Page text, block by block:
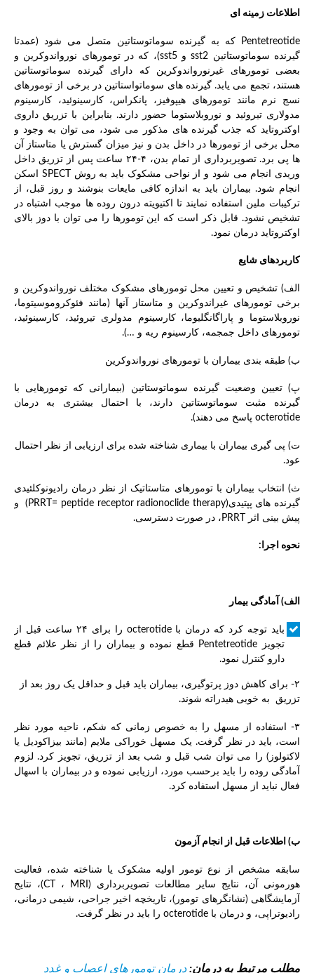
اطلاعات زمینه ای
Pentetreotide که به گیرنده سوماتوستاتین متصل می شود (عمدتا
گیرنده سوماتوستاتین sst2 و sst5)، که در تومورهای نورواندوکرین و
بعضی تومورهای غیرنورواندوکرین که دارای گیرنده سوماتوستاتین
هستند، تجمع می یابد. گیرنده های سوماتواستاتین در برخی از تومورهای
نسج نرم مانند تومورهای هیپوفیز، پانکراس، کارسینوئید، کارسینوم
مدولاری تیروئید و نوروبلاستوما حضور دارند. بنابراین با تزریق داروی
اوکتروتاید که جذب گیرنده های مذکور می شود، می توان به وجود و
محل برخی از تومورها در داخل بدن و نیز میزان گسترش یا متاستاز آن
ها پی برد. تصویربرداری از تمام بدن، ۴-۲۴ ساعت پس از تزریق داخل
وریدی انجام می شود و از نواحی مشکوک باید به روش SPECT اسکن
انجام شود. بیماران باید به اندازه کافی مایعات بنوشند و روز قبل، از
ترکیبات ملین استفاده نمایند تا اکتیویته درون روده ها موجب اشتباه در
تشخیص نشود. قابل ذکر است که این تومورها را می توان با دوز بالای
اوکتروتاید درمان نمود.
کاربردهای شایع
الف) تشخیص و تعیین محل تومورهای مشکوک مختلف نورواندوکرین و
برخی تومورهای غیراندوکرین و متاستاز آنها (مانند فئوکروموسیتوما،
نوروبلاستوما و پاراگانگلیوما، کارسینوم مدولری تیروئید، کارسینوئید،
تومورهای داخل جمجمه، کارسینوم ریه و …).
ب) طبقه بندی بیماران با تومورهای نورواندوکرین
پ) تعیین وضعیت گیرنده سوماتوستاتین (بیمارانی که تومورهایی با
گیرنده مثبت سوماتوستاتین دارند، با احتمال بیشتری به درمان
octerotide پاسخ می دهند).
ت) پی گیری بیماران با بیماری شناخته شده برای ارزیابی از نظر احتمال
عود.
ث) انتخاب بیماران با تومورهای متاستاتیک از نظر درمان رادیونوکلئیدی
گیرنده های پپتیدی(PRRT= peptide receptor radionoclide therapy) و
پیش بینی اثر PRRT، در صورت دسترسی.
نحوه اجرا:
الف) آمادگی بیمار
باید توجه کرد که درمان با octerotide را برای ۲۴ ساعت قبل از
تجویز Pentetreotide قطع نموده و بیماران را از نظر علائم قطع
دارو کنترل نمود.
۲- برای کاهش دوز پرتوگیری، بیماران باید قبل و حداقل یک روز بعد از
تزریق به خوبی هیدراته شوند.
۳- استفاده از مسهل را به خصوص زمانی که شکم، ناحیه مورد نظر
است، باید در نظر گرفت. یک مسهل خوراکی ملایم (مانند بیزاکودیل یا
لاکتولوز) را می توان شب قبل و شب بعد از تزریق، تجویز کرد. لزوم
آمادگی روده را باید برحسب مورد، ارزیابی نموده و در بیماران با اسهال
فعال نباید از مسهل استفاده کرد.
ب) اطلاعات قبل از انجام آزمون
سابقه مشخص از نوع تومور اولیه مشکوک یا شناخته شده، فعالیت
هورمونی آن، نتایج سایر مطالعات تصویربرداری (CT ، MRI)، نتایج
آزمایشگاهی (نشانگرهای تومور)، تاریخچه اخیر جراحی، شیمی درمانی،
رادیوتراپی، و درمان با octerotide را باید در نظر گرفت.
مطلب مرتبط به درمان:درمان تومورهای اعصاب و غدد